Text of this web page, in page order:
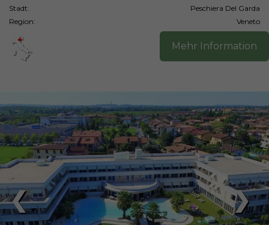
Stadt:
Peschiera Del Garda
Region:
Veneto
Mehr Information
❯
❮